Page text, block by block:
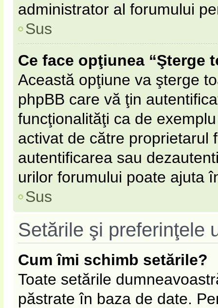
administrator al forumului
Sus
Ce face opţiunea “Şterge
Această opţiune va şterge
phpBB care vă ţin
funcţionalităţi ca de
activat de către proprietarul
autentificarea sau
urilor forumului poate ajuta
Sus
Setările şi preferinţele
Cum îmi schimb setările?
Toate setările
păstrate în baza de date.